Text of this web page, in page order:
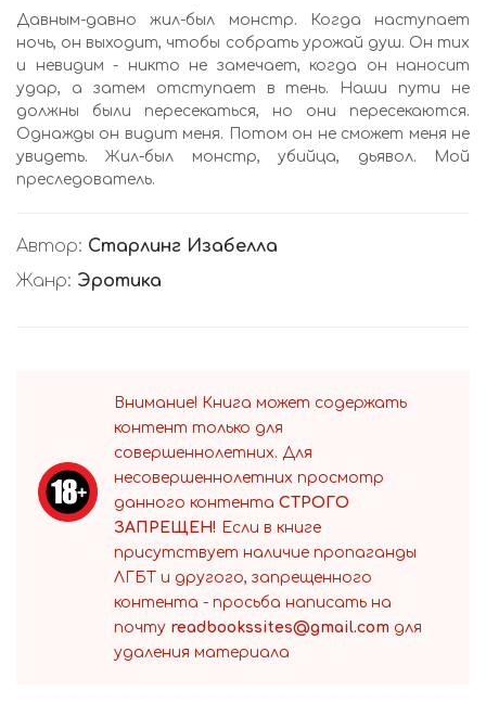
Давным-давно жил-был монстр. Когда наступает
ночь, он выходит, чтобы собрать урожай душ. Он тих
и невидим - никто не замечает, когда он наносит
удар, а затем отступает в тень. Наши пути не
должны были пересекаться, но они пересекаются.
Однажды он видит меня. Потом он не сможет меня не
увидеть. Жил-был монстр, убийца, дьявол. Мой
преследователь.
Автор: Старлинг Изабелла
Жанр: Эротика
Внимание! Книга может содержать
контент только для
совершеннолетних. Для
несовершеннолетних просмотр
данного контента СТРОГО
ЗАПРЕЩЕН! Если в книге
присутствует наличие пропаганды
ЛГБТ и другого, запрещенного
контента - просьба написать на
почту readbookssites@gmail.com для
удаления материала